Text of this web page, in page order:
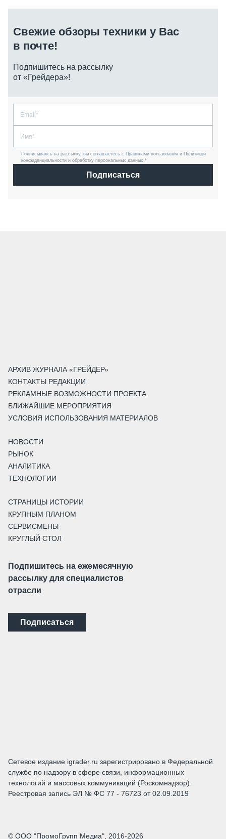
Свежие обзоры техники у Вас
в почте!
Подпишитесь на рассылку
от «Грейдера»!
Подписываясь на рассылку, вы соглашаетесь с Правилами пользования и Политикой
конфиденциальности и обработку персональных данных *
Подписаться
АРХИВ ЖУРНАЛА «ГРЕЙДЕР»
КОНТАКТЫ РЕДАКЦИИ
РЕКЛАМНЫЕ ВОЗМОЖНОСТИ ПРОЕКТА
БЛИЖАЙШИЕ МЕРОПРИЯТИЯ
УСЛОВИЯ ИСПОЛЬЗОВАНИЯ МАТЕРИАЛОВ
НОВОСТИ
РЫНОК
АНАЛИТИКА
ТЕХНОЛОГИИ
СТРАНИЦЫ ИСТОРИИ
КРУПНЫМ ПЛАНОМ
СЕРВИСМЕНЫ
КРУГЛЫЙ СТОЛ
Подпишитесь на ежемесячную
рассылку для специалистов
отрасли
Подписаться
Сетевое издание igrader.ru зарегистрировано в Федеральной
службе по надзору в сфере связи, информационных
технологий и массовых коммуникаций (Роскомнадзор).
Реестровая запись ЭЛ № ФС 77 - 76723 от 02.09.2019
© ООО "ПромоГрупп Медиа", 2016-2026